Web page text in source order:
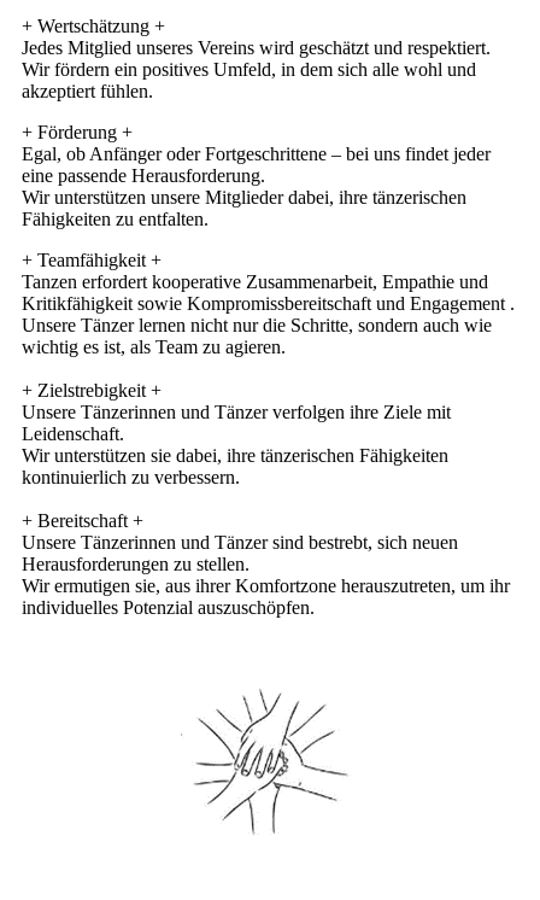
+ Wertschätzung +
Jedes Mitglied unseres Vereins wird geschätzt und respektiert.
Wir fördern ein positives Umfeld, in dem sich alle wohl und
akzeptiert fühlen.
+ Förderung +
Egal, ob Anfänger oder Fortgeschrittene – bei uns findet jeder
eine passende Herausforderung.
Wir unterstützen unsere Mitglieder dabei, ihre tänzerischen
Fähigkeiten zu entfalten.
+ Teamfähigkeit +
Tanzen erfordert kooperative Zusammenarbeit, Empathie und
Kritikfähigkeit sowie Kompromissbereitschaft und Engagement .
Unsere Tänzer lernen nicht nur die Schritte, sondern auch wie
wichtig es ist, als Team zu agieren.
+ Zielstrebigkeit +
Unsere Tänzerinnen und Tänzer verfolgen ihre Ziele mit
Leidenschaft.
Wir unterstützen sie dabei, ihre tänzerischen Fähigkeiten
kontinuierlich zu verbessern.
+ Bereitschaft +
Unsere Tänzerinnen und Tänzer sind bestrebt, sich neuen
Herausforderungen zu stellen.
Wir ermutigen sie, aus ihrer Komfortzone herauszutreten, um ihr
individuelles Potenzial auszuschöpfen.